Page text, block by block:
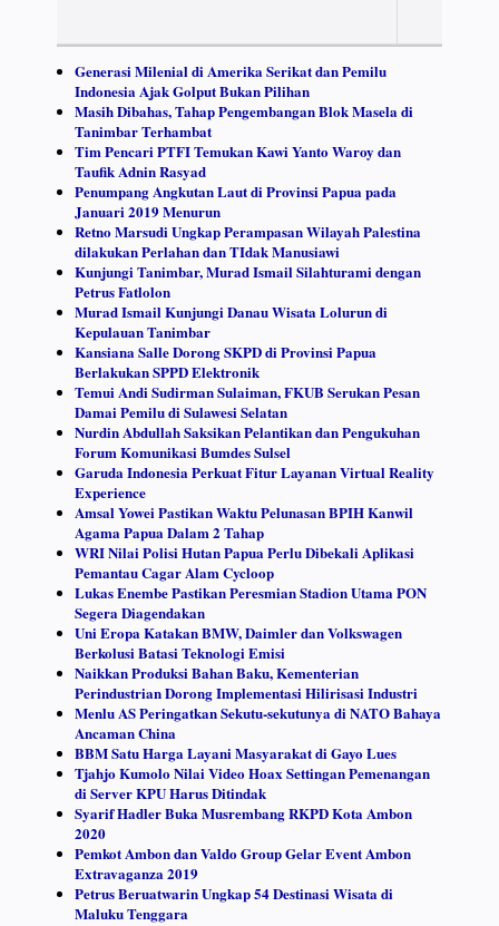
Generasi Milenial di Amerika Serikat dan Pemilu
Indonesia Ajak Golput Bukan Pilihan
Masih Dibahas, Tahap Pengembangan Blok Masela di
Tanimbar Terhambat
Tim Pencari PTFI Temukan Kawi Yanto Waroy dan
Taufik Adnin Rasyad
Penumpang Angkutan Laut di Provinsi Papua pada
Januari 2019 Menurun
Retno Marsudi Ungkap Perampasan Wilayah Palestina
dilakukan Perlahan dan TIdak Manusiawi
Kunjungi Tanimbar, Murad Ismail Silahturami dengan
Petrus Fatlolon
Murad Ismail Kunjungi Danau Wisata Lolurun di
Kepulauan Tanimbar
Kansiana Salle Dorong SKPD di Provinsi Papua
Berlakukan SPPD Elektronik
Temui Andi Sudirman Sulaiman, FKUB Serukan Pesan
Damai Pemilu di Sulawesi Selatan
Nurdin Abdullah Saksikan Pelantikan dan Pengukuhan
Forum Komunikasi Bumdes Sulsel
Garuda Indonesia Perkuat Fitur Layanan Virtual Reality
Experience
Amsal Yowei Pastikan Waktu Pelunasan BPIH Kanwil
Agama Papua Dalam 2 Tahap
WRI Nilai Polisi Hutan Papua Perlu Dibekali Aplikasi
Pemantau Cagar Alam Cycloop
Lukas Enembe Pastikan Peresmian Stadion Utama PON
Segera Diagendakan
Uni Eropa Katakan BMW, Daimler dan Volkswagen
Berkolusi Batasi Teknologi Emisi
Naikkan Produksi Bahan Baku, Kementerian
Perindustrian Dorong Implementasi Hilirisasi Industri
Menlu AS Peringatkan Sekutu-sekutunya di NATO Bahaya
Ancaman China
BBM Satu Harga Layani Masyarakat di Gayo Lues
Tjahjo Kumolo Nilai Video Hoax Settingan Pemenangan
di Server KPU Harus Ditindak
Syarif Hadler Buka Musrembang RKPD Kota Ambon
2020
Pemkot Ambon dan Valdo Group Gelar Event Ambon
Extravaganza 2019
Petrus Beruatwarin Ungkap 54 Destinasi Wisata di
Maluku Tenggara